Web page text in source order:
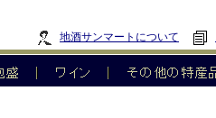
地酒サンマートについて